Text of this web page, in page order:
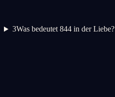
3Was bedeutet 844 in der Liebe?